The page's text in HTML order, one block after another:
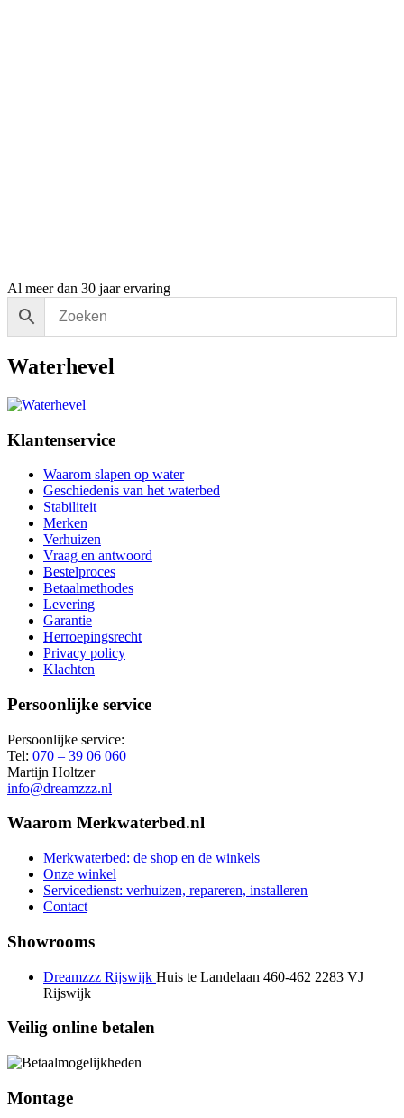
Al meer dan 30 jaar ervaring
Waterhevel
Klantenservice
Waarom slapen op water
Geschiedenis van het waterbed
Stabiliteit
Merken
Verhuizen
Vraag en antwoord
Bestelproces
Betaalmethodes
Levering
Garantie
Herroepingsrecht
Privacy policy
Klachten
Persoonlijke service
Persoonlijke service:
Tel: 070 – 39 06 060
Martijn Holtzer
info@dreamzzz.nl
Waarom Merkwaterbed.nl
Merkwaterbed: de shop en de winkels
Onze winkel
Servicedienst: verhuizen, repareren, installeren
Contact
Showrooms
Dreamzzz Rijswijk Huis te Landelaan 460-462 2283 VJ
Rijswijk
Veilig online betalen
Montage